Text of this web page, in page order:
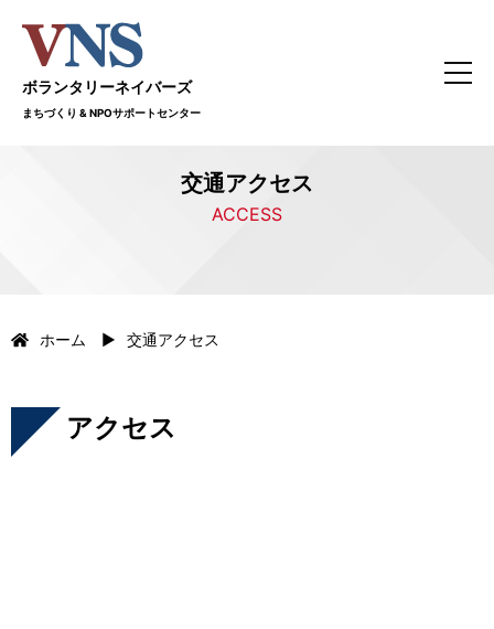
ボランタリーネイバーズ
まちづくり & NPOサポートセンター
交通アクセス
ACCESS
ホーム 交通アクセス
アクセス